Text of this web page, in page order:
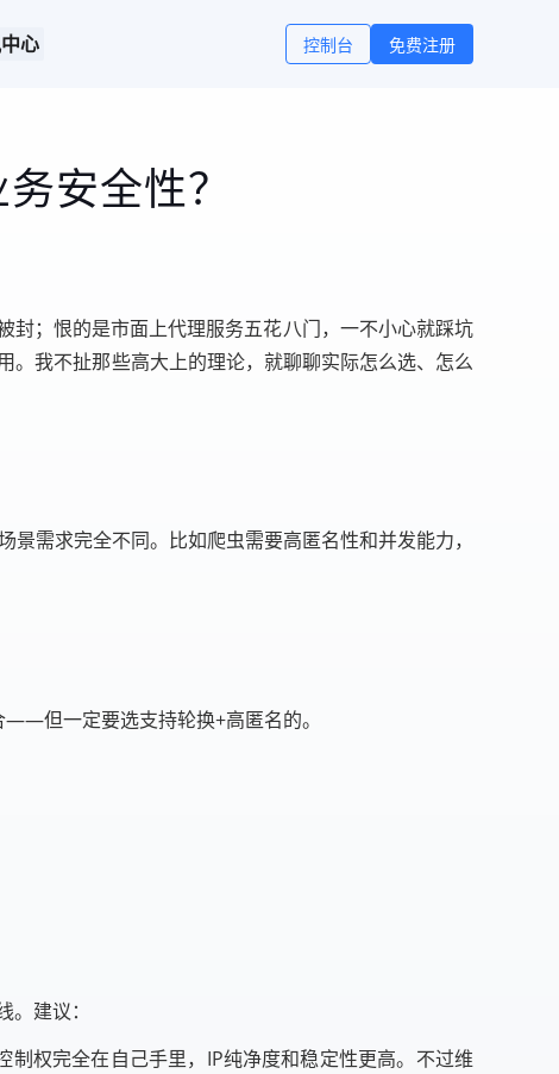
心 控制台 免费注册
安全性？
封；恨的是市面上代理服务五花八门，一不小心就踩坑
我不扯那些高大上的理论，就聊聊实际怎么选、怎么
需求完全不同。比如爬虫需要高匿名性和并发能力，
但一定要选支持轮换+高匿名的。
建议：
权完全在自己手里，IP纯净度和稳定性更高。不过维